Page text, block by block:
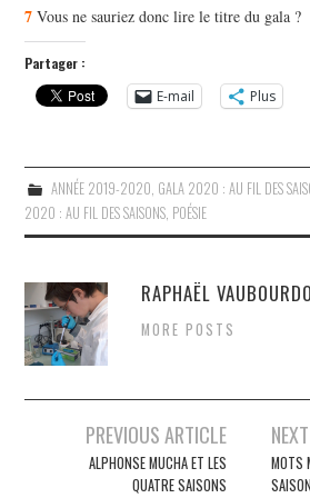
7 Vous ne sauriez donc lire le titre du gala ?
Partager :
E-mail
Plus
ANNÉE 2019-2020 GALA 2020 : AU FIL DES
2020 : AU FIL DES SAISONS POÉSIE
RAPHAËL
MORE POSTS
Navigation
PREVIOUS ARTICLE
ALPHONSE MUCHA ET LES
QUATRE SAISONS
MOTS